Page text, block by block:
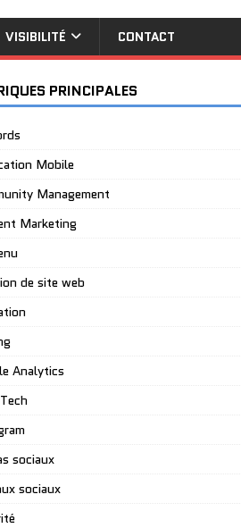
VISIBILITÉ CONTACT
PRINCIPALES
Mobile
Management
Marketing
de site web
Analytics
sociaux
sociaux